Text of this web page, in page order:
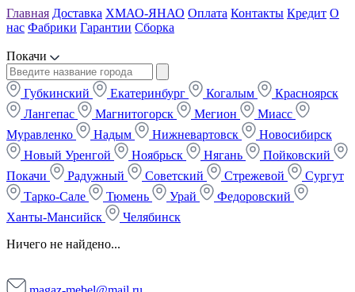
Главная Доставка ХМАО-ЯНАО Оплата Контакты Кредит О
нас Фабрики Гарантии Сборка
Покачи
Губкинский Екатеринбург Когалым
Красноярск
Лангепас
Магнитогорск Мегион
Миасс
Муравленко
Надым Нижневартовск
Новосибирск
Новый Уренгой
Ноябрьск Нягань
Пойковский
Покачи
Радужный Советский Стрежевой
Сургут
Тарко-Сале
Тюмень Урай
Федоровский
Ханты-Мансийск
Челябинск
Ничего не найдено...